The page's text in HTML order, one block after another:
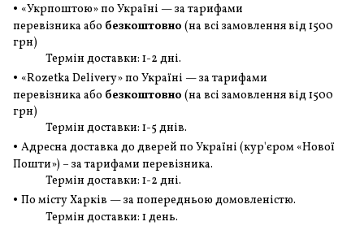
• «Укрпоштою» по Україні — за тарифами
перевізника або безкоштовно (на всі замовленнявід 1500
грн)
Термін доставки: 1-2 дні.
• «Rozetka Delivery» по Україні — за тарифами
перевізника або безкоштовно (на всі замовленнявід 1500
грн)
Термін доставки: 1-5 днів.
• Адресна доставка до дверей по Україні (кур'єром «Нової
Пошти») – за тарифами перевізника.
Термін доставки: 1-2 дні.
• По місту Харків — за попередньою домовленістю.
Термін доставки: 1 день.